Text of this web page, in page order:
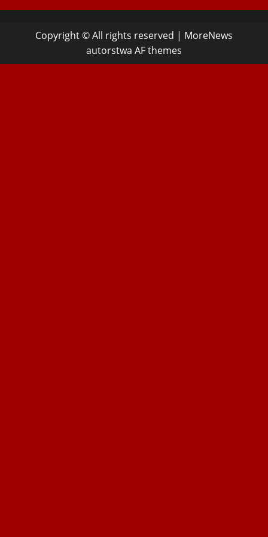
Copyright © All rights reserved | MoreNews
autorstwa AF themes